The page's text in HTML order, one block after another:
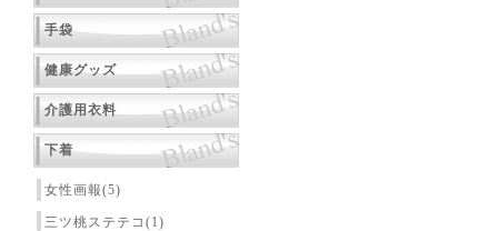
手袋
健康グッズ
介護用衣料
下着
女性画報(5)
三ツ桃ステテコ(1)